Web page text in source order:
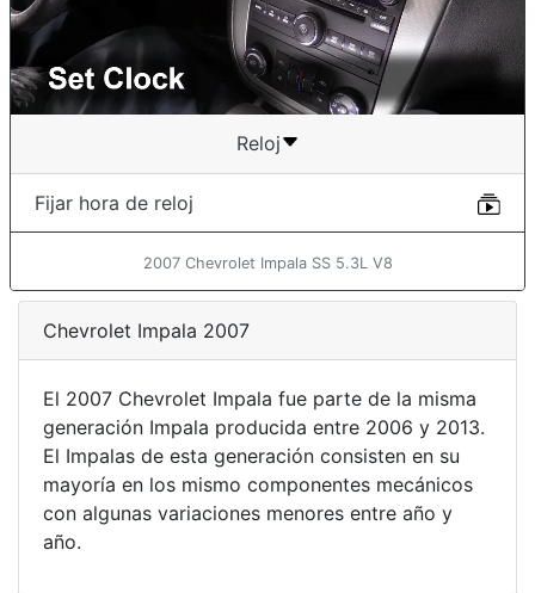
Reloj
Fijar hora de reloj
2007 Chevrolet Impala SS 5.3L V8
Chevrolet Impala 2007
El 2007 Chevrolet Impala fue parte de la misma
generación Impala producida entre 2006 y 2013.
El Impalas de esta generación consisten en su
mayoría en los mismo componentes mecánicos
con algunas variaciones menores entre año y
año.